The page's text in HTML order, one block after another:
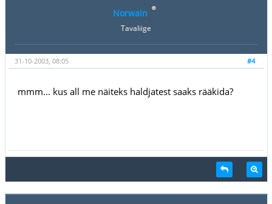
Norwain
Tavaliige
#4
31-10-2003, 08:05
mmm... kus all me näiteks haldjatest saaks rääkida?